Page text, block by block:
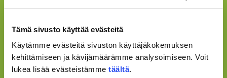
Tämä sivusto käyttää evästeitä
Käytämme evästeitä sivuston käyttäjäkokemuksen
kehittämiseen ja kävijämäärämme analysoimiseen. Voit
lukea lisää evästeistämme täältä.
MOKAILLEN MENESTYKSEEN?
Selailin sunnuntai-iltani kuluksi opiskelijoiden ja nuorten
ry:n Mokasin-kampanjan tuotoksia. Mieleeni muistui
nuorille naisille suunnattu aikakauslehti, jota
yläasteikäisenä tilasin. Lehden...